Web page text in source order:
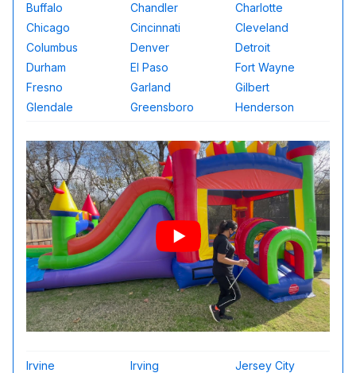
Buffalo
Chandler
Charlotte
Chicago
Cincinnati
Cleveland
Columbus
Denver
Detroit
Durham
El Paso
Fort Wayne
Fresno
Garland
Gilbert
Glendale
Greensboro Henderson
Irvine Irving
Jersey City